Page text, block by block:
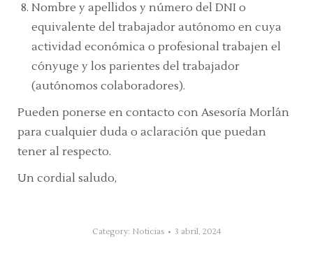
Nombre y apellidos y número del DNI o
equivalente del trabajador autónomo en cuya
actividad económica o profesional trabajen el
cónyuge y los parientes del trabajador
(autónomos colaboradores).
Pueden ponerse en contacto con Asesoría Morlán
para cualquier duda o aclaración que puedan
tener al respecto.
Un cordial saludo,
Category: Noticias 3 abril, 2024